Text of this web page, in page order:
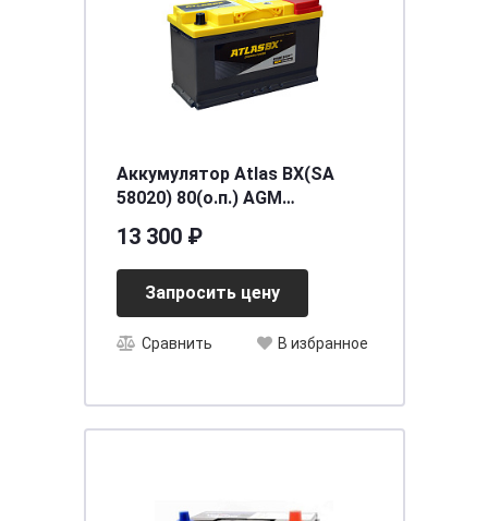
Аккумулятор Atlas BX(SA
58020) 80(о.п.) AGM
13 300 ₽
Запросить цену
Сравнить В избранное